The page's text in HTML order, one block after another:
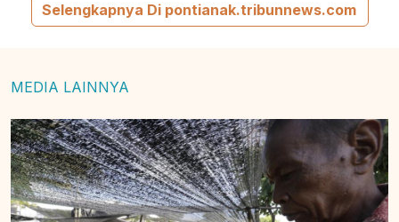
Selengkapnya Di pontianak.tribunnews.com
MEDIA LAINNYA